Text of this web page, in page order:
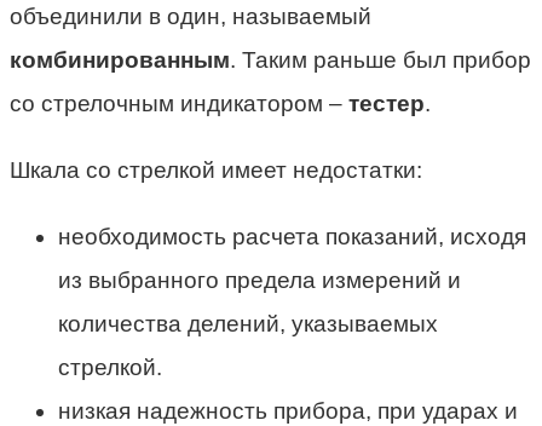
объединили в один, называемый
комбинированным. Таким раньше был прибор
со стрелочным индикатором – тестер.
Шкала со стрелкой имеет недостатки:
необходимость расчета показаний, исходя
из выбранного предела измерений и
количества делений, указываемых
стрелкой.
низкая надежность прибора, при ударах и